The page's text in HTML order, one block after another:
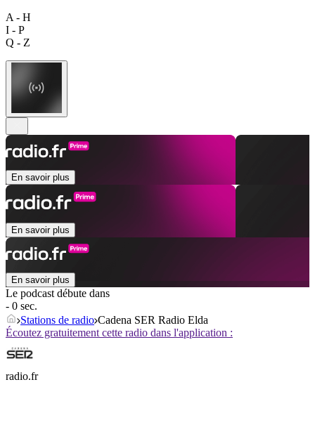
A - H
I - P
Q - Z
En savoir plus
En savoir plus
En savoir plus
Le podcast débute dans
- 0 sec.
Stations de radio Cadena SER Radio Elda
Écoutez gratuitement cette radio dans l'application :
radio.fr